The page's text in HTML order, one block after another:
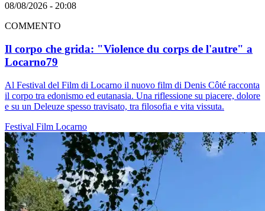
08/08/2026 - 20:08
COMMENTO
Il corpo che grida: "Violence du corps de l'autre" a
Locarno79
Al Festival del Film di Locarno il nuovo film di Denis Côté racconta
il corpo tra edonismo ed eutanasia. Una riflessione su piacere, dolore
e su un Deleuze spesso travisato, tra filosofia e vita vissuta.
Festival Film Locarno